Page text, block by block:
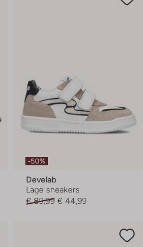
-50%
Develab
Lage sneakers
€ 89,99 € 44,99